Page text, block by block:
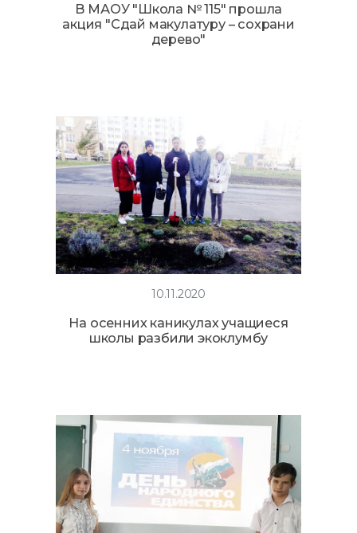
В МАОУ "Школа № 115" прошла
акция "Сдай макулатуру – сохрани
дерево"
10.11.2020
На осенних каникулах учащиеся
школы разбили экоклумбу